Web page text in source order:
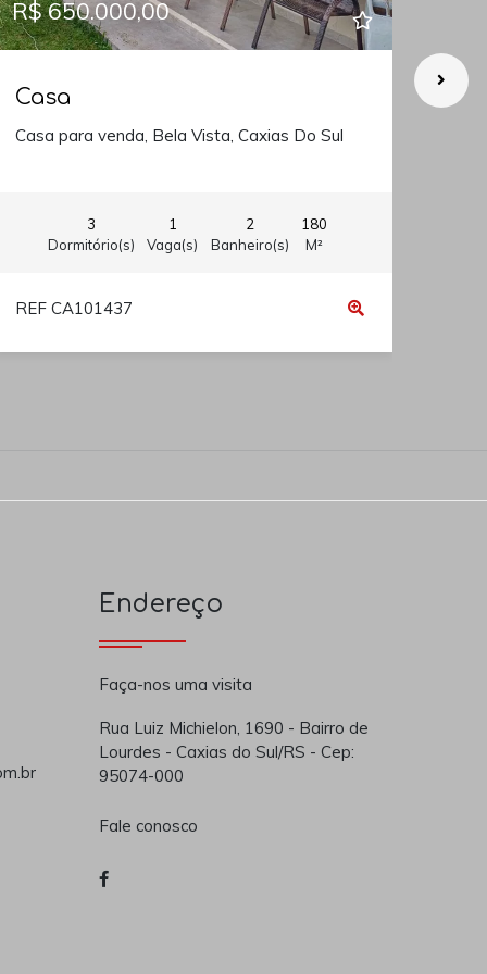
R$ 650.000,00
Casa
Casa para venda, Bela Vista, Caxias Do Sul
3
Dormitório(s)
1
Vaga(s)
2
Banheiro(s)
180
M²
REF CA101437
Endereço
Faça-nos uma visita
Rua Luiz Michielon, 1690 - Bairro de
Lourdes - Caxias do Sul/RS - Cep:
95074-000
Fale conosco